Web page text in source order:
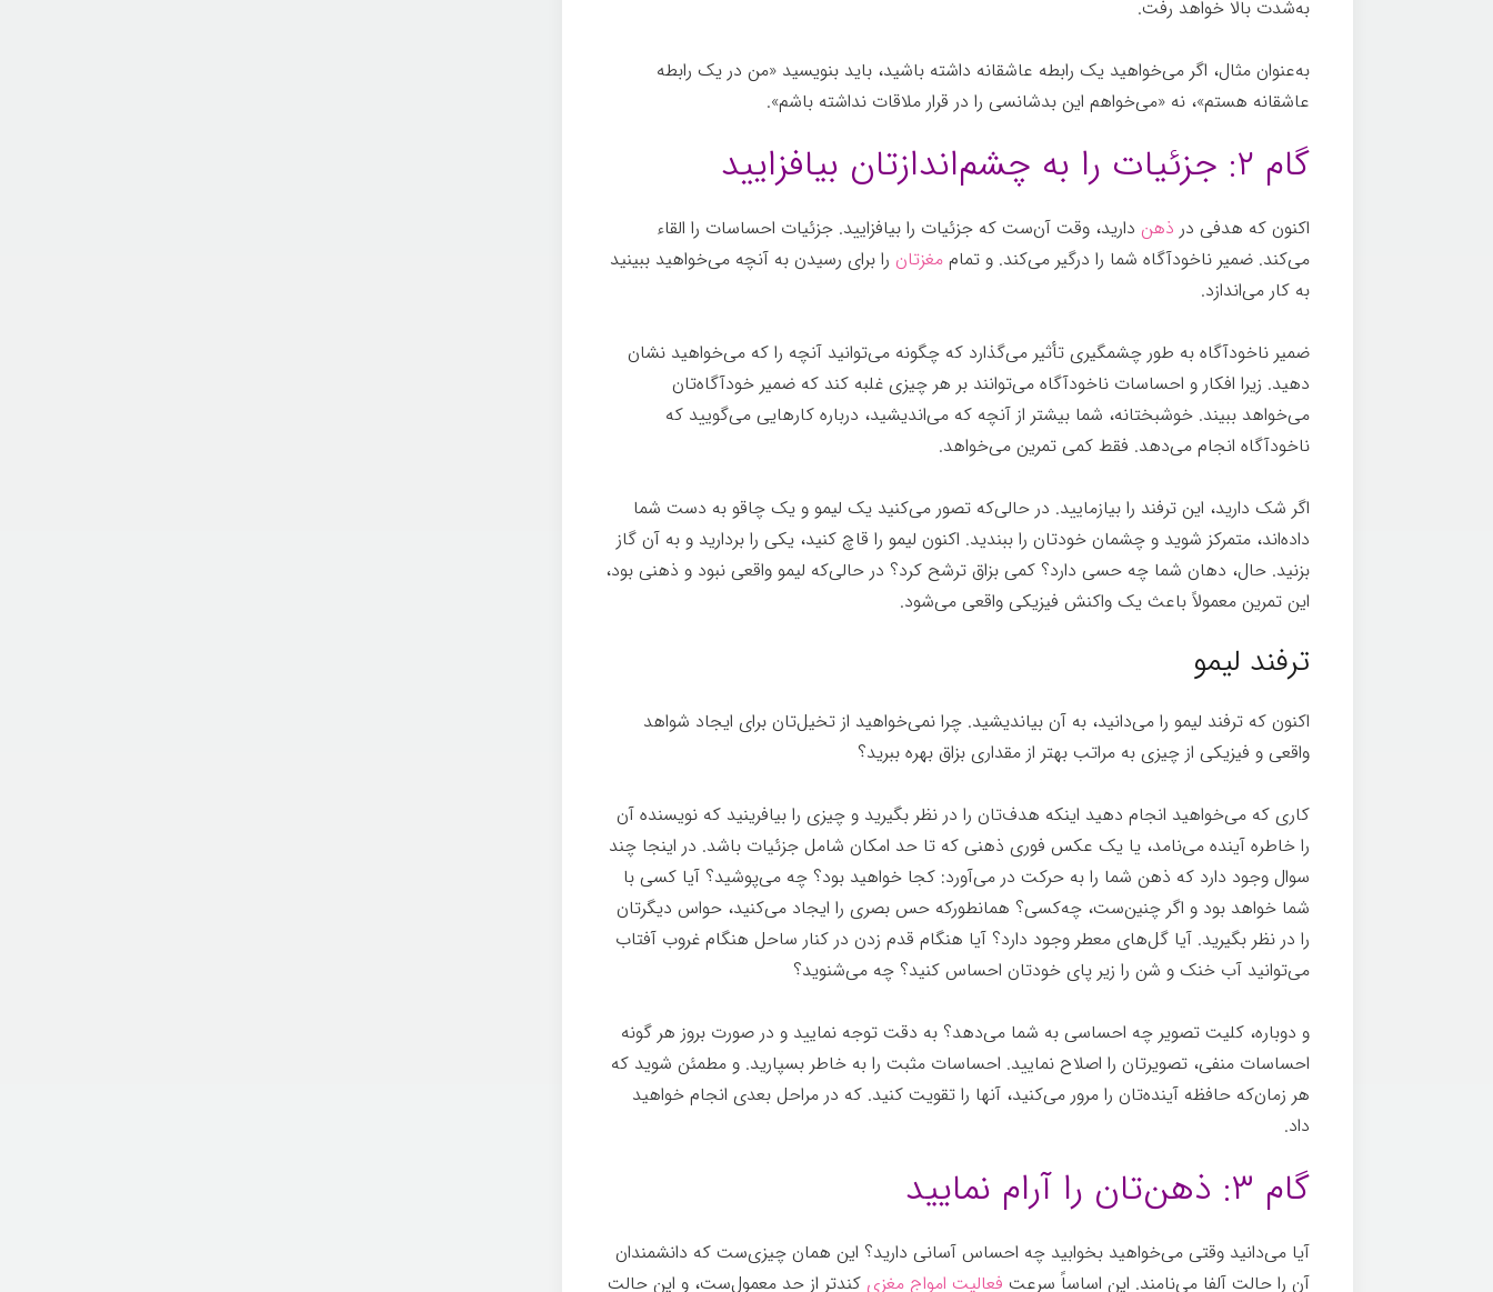
به‌شدت بالا خواهد رفت.
به‌عنوان مثال، اگر می‌خواهید یک رابطه عاشقانه داشته باشید، باید بنویسید «من در یک رابطه
عاشقانه هستم»، نه «می‌خواهم این بدشانسی را در قرار ملاقات نداشته باشم».
گام ۲: جزئیات را به چشم‌اندازتان بیافزایید
اکنون که هدفی در ذهن دارید، وقت آن‌ست که جزئیات را بیافزایید. جزئیات احساسات را القاء
می‌کند. ضمیر ناخودآگاه شما را درگیر می‌کند. و تمام مغزتان را برای رسیدن به آنچه می‌خواهید ببینید
به کار می‌اندازد.
ضمیر ناخودآگاه به طور چشمگیری تأثیر می‌گذارد که چگونه می‌توانید آنچه را که می‌خواهید نشان
دهید. زیرا افکار و احساسات ناخودآگاه می‌توانند بر هر چیزی غلبه کند که ضمیر خودآگاه‌تان
می‌خواهد ببیند. خوشبختانه، شما بیشتر از آنچه که می‌اندیشید، درباره کارهایی می‌گویید که
ناخودآگاه انجام می‌دهد. فقط کمی تمرین می‌خواهد.
اگر شک دارید، این ترفند را بیازمایید. در حالی‌که تصور می‌کنید یک لیمو و یک چاقو به دست شما
داده‌اند، متمرکز شوید و چشمان خودتان را ببندید. اکنون لیمو را قاچ کنيد، یکی را بردارید و به آن گاز
بزنید. حال، دهان شما چه حسی دارد؟ کمی بزاق ترشح کرد؟ در حالی‌که لیمو واقعی نبود و ذهنی بود،
این تمرین معمولاً باعث یک واکنش فیزیکی واقعی می‌شود.
ترفند لیمو
اکنون که ترفند لیمو را می‌دانید، به آن بیاندیشید. چرا نمی‌خواهید از تخیل‌تان برای ایجاد شواهد
واقعی و فیزیکی از چیزی به مراتب بهتر از مقداری بزاق بهره ببرید؟
کاری که می‌خواهید انجام دهید اینکه هدف‌تان را در نظر بگیرید و چیزی را بیافرینید که نویسنده آن
را خاطره آینده می‌نامد، یا یک عکس فوری ذهنی که تا حد امکان شامل جزئیات باشد. در اینجا چند
سوال وجود دارد که ذهن شما را به حرکت در می‌آورد: کجا خواهید بود؟ چه می‌پوشید؟ آیا کسی با
شما خواهد بود و اگر چنین‌ست، چه‌کسی؟ همانطورکه حس بصری را ایجاد می‌کنید، حواس دیگرتان
را در نظر بگیرید. آیا گل‌های معطر وجود دارد؟ آیا هنگام قدم زدن در کنار ساحل هنگام غروب آفتاب
می‌توانید آب خنک و شن را زیر پای خودتان احساس کنيد؟ چه می‌شنوید؟
و دوباره، کلیت تصویر چه احساسی به شما می‌دهد؟ به دقت توجه نمایید و در صورت بروز هر گونه
احساسات منفی، تصویرتان را اصلاح نماييد. احساسات مثبت را به خاطر بسپارید. و مطمئن شوید که
هر زمان‌که حافظه آینده‌تان را مرور می‌کنید، آنها را تقویت کنيد. که در مراحل بعدی انجام خواهید
داد.
گام ۳: ذهن‌تان را آرام نمايید
آیا می‌دانید وقتی می‌خواهید بخوابید چه احساس آسانی دارید؟ این همان چیزی‌ست که دانشمندان
آن را حالت آلفا می‌نامند. این اساساً سرعت فعالیت امواج مغزی کندتر از حد معمول‌ست، و این حالت